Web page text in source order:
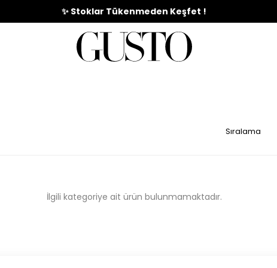
🎉%70'e Varan Büyük Yaz İndirim Başladı !
✨ Stoklar Tükenmeden Keşfet !
İlgili kategoriye ait ürün bulunmamaktadır.